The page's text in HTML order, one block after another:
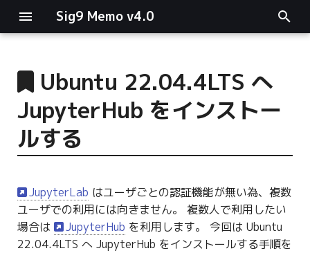
Sig9 Memo v4.0
main関数
リスト関連
ログ関連
条件分岐
Ubuntu 22.04.4LTS へ
JupyterHub をインストー
ルする
JupyterLab はユーザごとの認証機能が無い為、複数
ユーザでの利用には向きません。 複数人で利用したい
場合は
JupyterHub を利用します。 今回は Ubuntu
22.04.4LTS へ JupyterHub をインストールする手順を